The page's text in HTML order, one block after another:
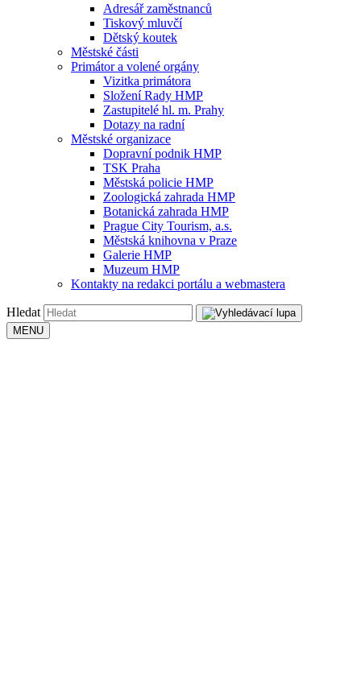
Adresář zaměstnanců
Tiskový mluvčí
Dětský koutek
Městské části
Primátor a volené orgány
Vizitka primátora
Složení Rady HMP
Zastupitelé hl. m. Prahy
Dotazy na radní
Městské organizace
Dopravní podnik HMP
TSK Praha
Městská policie HMP
Zoologická zahrada HMP
Botanická zahrada HMP
Prague City Tourism, a.s.
Městská knihovna v Praze
Galerie HMP
Muzeum HMP
Kontakty na redakci portálu a webmastera
Hledat
MENU